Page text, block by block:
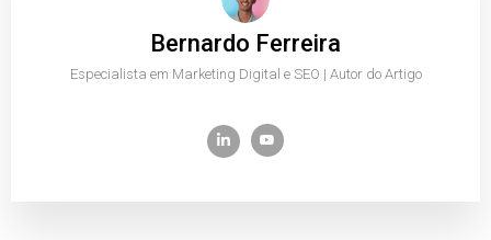
Bernardo Ferreira
Especialista em Marketing Digital e SEO | Autor do Artigo